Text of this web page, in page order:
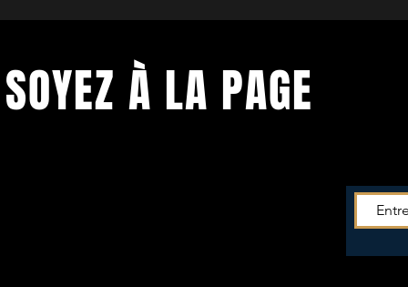
SOYEZ À LA PAGE